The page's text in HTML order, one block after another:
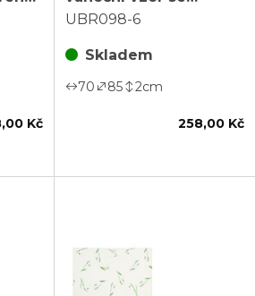
Kč
skřítky, bílá, 100%
UBR098-6
Skladem
70 85 2cm
258,00 Kč